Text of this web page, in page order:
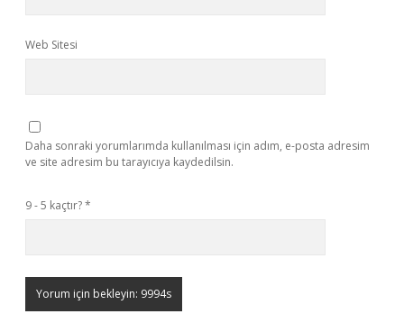
Web Sitesi
Daha sonraki yorumlarımda kullanılması için adım, e-posta adresim
ve site adresim bu tarayıcıya kaydedilsin.
9 - 5 kaçtır?*